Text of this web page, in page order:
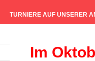
TURNIERE AUF UNSERER
Im